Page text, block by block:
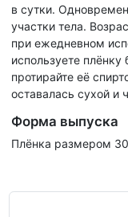
в сутки.
участки тела.
при ежедневном
используете плёнку
протирайте её
оставалась сухой и
Форма выпуска
Плёнка размером